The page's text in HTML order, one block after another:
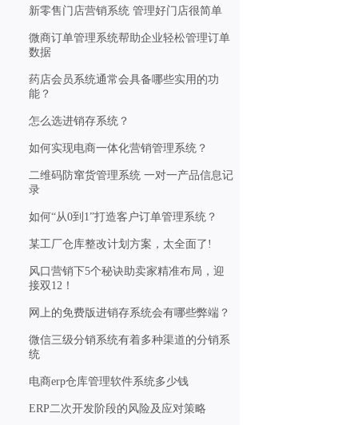
新零售门店营销系统 管理好门店很简单
微商订单管理系统帮助企业轻松管理订单
数据
药店会员系统通常会具备哪些实用的功
能？
怎么选进销存系统？
如何实现电商一体化营销管理系统？
二维码防窜货管理系统 一对一产品信息记
录
如何“从0到1”打造客户订单管理系统？
某工厂仓库整改计划方案，太全面了!
风口营销下5个秘诀助卖家精准布局，迎
接双12！
网上的免费版进销存系统会有哪些弊端？
微信三级分销系统有着多种渠道的分销系
统
电商erp仓库管理软件系统多少钱
ERP二次开发阶段的风险及应对策略